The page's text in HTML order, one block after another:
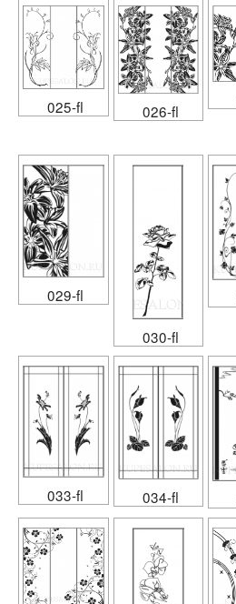
025-fl 026-fl
029-fl
030-fl
033-fl 034-fl